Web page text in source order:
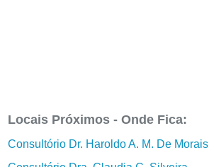
Locais Próximos - Onde Fica:
Consultório Dr. Haroldo A. M. De Morais